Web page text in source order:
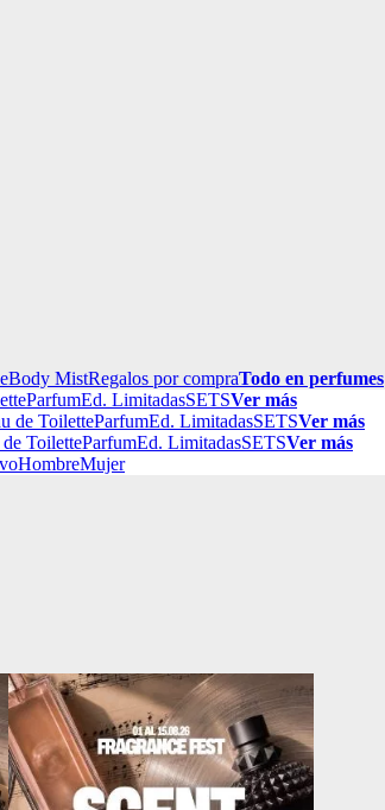
Body MistRegalos por compraTodo en perfumes
ParfumEd. LimitadasSETSVer más
de ToiletteParfumEd. LimitadasSETSVer más
ToiletteParfumEd. LimitadasSETSVer más
HombreMujer